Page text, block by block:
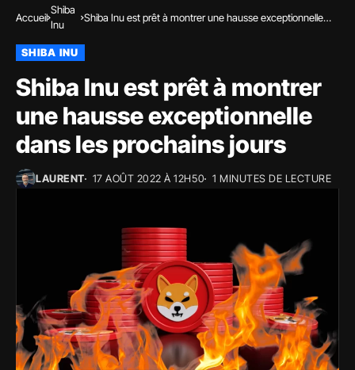
Accueil
Shiba
Inu
Shiba Inu est prêt à montrer une hausse exceptionnelle
SHIBA INU
Shiba Inu est prêt à montrer
une hausse exceptionnelle
dans les prochains jours
LAURENT 17 AOÛT 2022 À 12H50 1 MINUTES DE LECTURE